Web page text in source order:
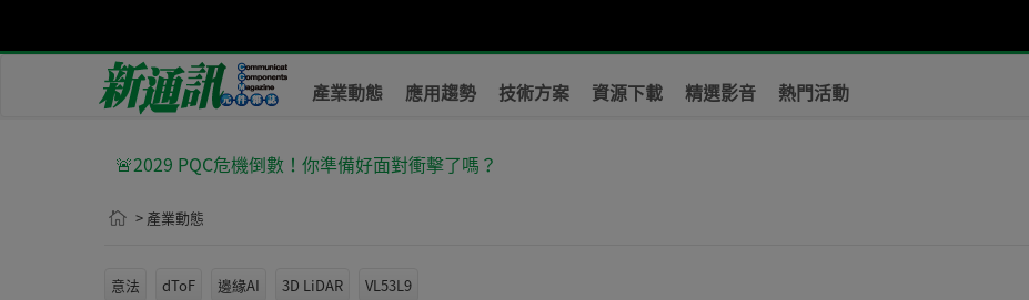
產業動態 應用趨勢 技術方案 資源下載 精選影音 熱門活動
🚨2029 PQC危機倒數！你準備好面對衝擊了嗎？
> 產業動態
意法 dToF 邊緣AI 3D LiDAR VL53L9